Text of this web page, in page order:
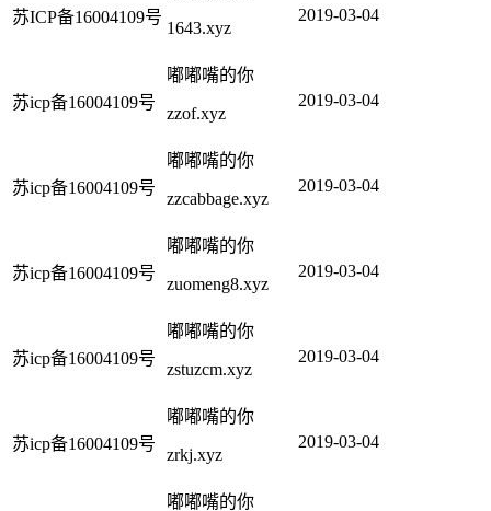
苏ICP备16004109号
1643.xyz
2019-03-04
苏icp备16004109号
嘟嘟嘴的你
zzof.xyz
2019-03-04
苏icp备16004109号
嘟嘟嘴的你
zzcabbage.xyz
2019-03-04
苏icp备16004109号
嘟嘟嘴的你
zuomeng8.xyz
2019-03-04
苏icp备16004109号
嘟嘟嘴的你
zstuzcm.xyz
2019-03-04
苏icp备16004109号
嘟嘟嘴的你
zrkj.xyz
2019-03-04
嘟嘟嘴的你